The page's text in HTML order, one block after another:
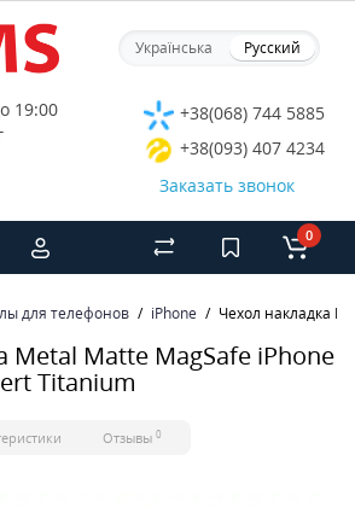
Українська Русский
19:00
+38(068) 744 5885
+38(093) 407 4234
Заказать звонок
0
для телефонов iPhone Чехол накладка
Metal Matte MagSafe iPhone
Titanium
Отзывы 0